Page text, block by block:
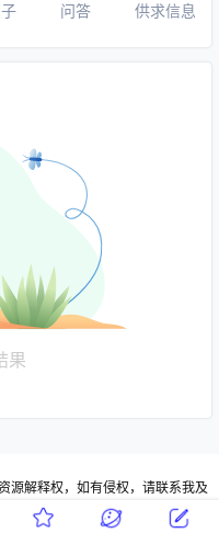
问答 供求信息
果
源解释权，如有侵权，请联系我及
宁公网安备64010602000805号